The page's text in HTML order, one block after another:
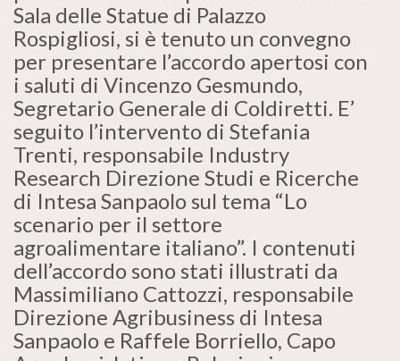
Sala delle Statue di Palazzo
Rospigliosi, si è tenuto un convegno
per presentare l’accordo apertosi con
i saluti di Vincenzo Gesmundo,
Segretario Generale di Coldiretti. E’
seguito l’intervento di Stefania
Trenti, responsabile Industry
Research Direzione Studi e Ricerche
di Intesa Sanpaolo sul tema “Lo
scenario per il settore
agroalimentare italiano”. I contenuti
dell’accordo sono stati illustrati da
Massimiliano Cattozzi, responsabile
Direzione Agribusiness di Intesa
Sanpaolo e Raffele Borriello, Capo